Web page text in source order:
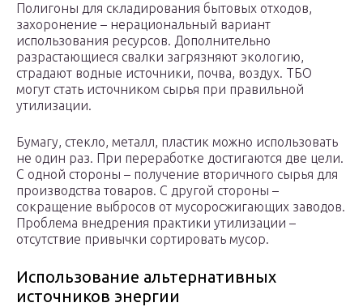
Полигоны для складирования бытовых отходов,
захоронение – нерациональный вариант
использования ресурсов. Дополнительно
разрастающиеся свалки загрязняют экологию,
страдают водные источники, почва, воздух. ТБО
могут стать источником сырья при правильной
утилизации.
Бумагу, стекло, металл, пластик можно использовать
не один раз. При переработке достигаются две цели.
С одной стороны – получение вторичного сырья для
производства товаров. С другой стороны –
сокращение выбросов от мусоросжигающих заводов.
Проблема внедрения практики утилизации –
отсутствие привычки сортировать мусор.
Использование альтернативных
источников энергии